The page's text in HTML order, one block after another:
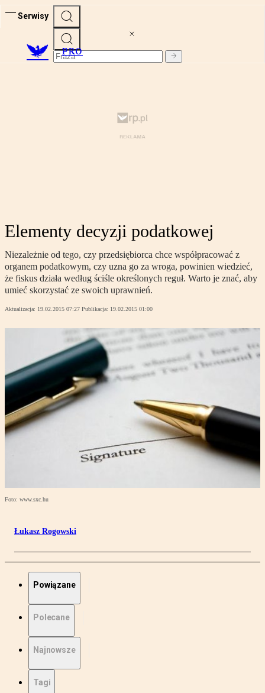
Serwisy
PRO
Elementy decyzji podatkowej
Niezależnie od tego, czy przedsiębiorca chce współpracować z
organem podatkowym, czy uzna go za wroga, powinien wiedzieć,
że fiskus działa według ściśle określonych reguł. Warto je znać, aby
umieć skorzystać ze swoich uprawnień.
Aktualizacja: 19.02.2015 07:27 Publikacja: 19.02.2015 01:00
Foto: www.sxc.hu
Łukasz Rogowski
Powiązane
Polecane
Najnowsze
Tagi